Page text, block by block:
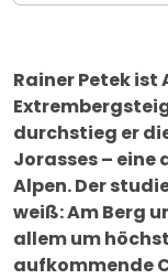
Rainer Petek ist
durchstieg er
Jorasses – eine
Alpen. Der
weiß: Am Berg
allem um
aufkommende